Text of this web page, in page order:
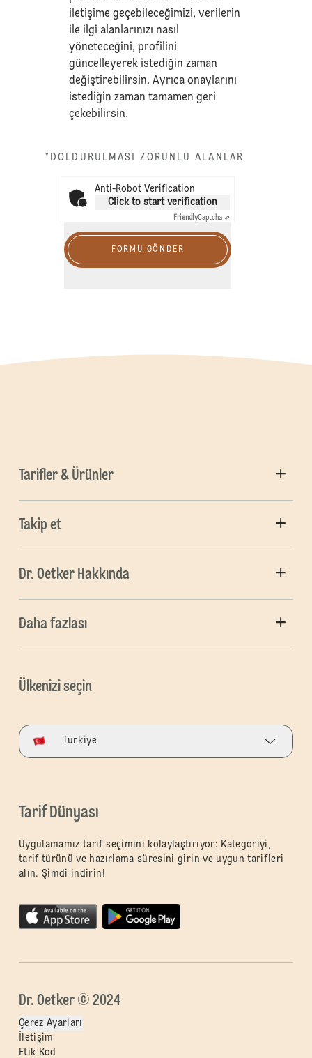
iletişime geçebileceğimizi, verilerin
ile ilgi alanlarınızı nasıl
yöneteceğini, profilini
güncelleyerek istediğin zaman
değiştirebilirsin. Ayrıca onaylarını
istediğin zaman tamamen geri
çekebilirsin.
*DOLDURULMASI ZORUNLU ALANLAR
Anti-Robot Verification
Click to start verification
FriendlyCaptcha ⇗
FORMU GÖNDER
Tarifler & Ürünler
Takip et
Dr. Oetker Hakkında
Daha fazlası
Ülkenizi seçin
Turkiye
Tarif Dünyası
Uygulamamız tarif seçimini kolaylaştırıyor: Kategoriyi,
tarif türünü ve hazırlama süresini girin ve uygun tarifleri
alın. Şimdi indirin!
Dr. Oetker © 2024
Çerez Ayarları
İletişim
Etik Kod